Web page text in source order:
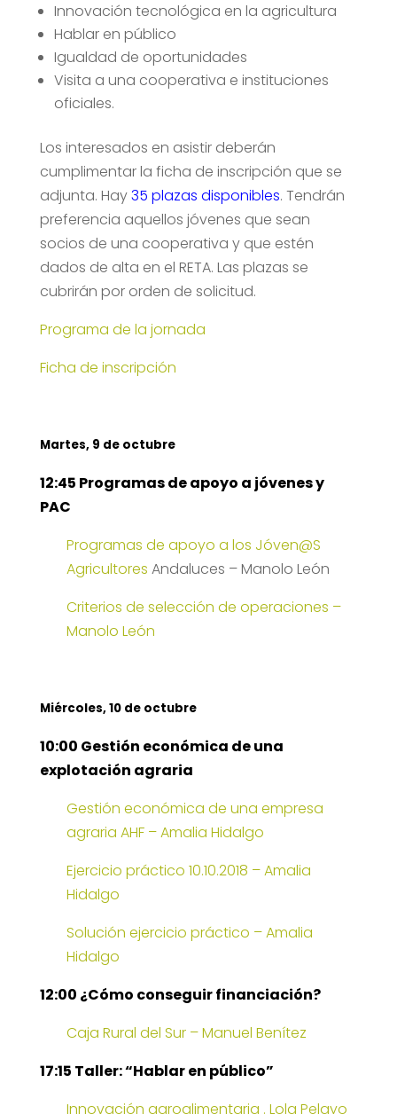
Innovación tecnológica en la agricultura
Hablar en público
Igualdad de oportunidades
Visita a una cooperativa e instituciones
oficiales.
Los interesados en asistir deberán
cumplimentar la ficha de inscripción que se
adjunta. Hay35 plazas disponibles. Tendrán
preferencia aquellos jóvenes que sean
socios de una cooperativa y que estén
dados de alta en el RETA. Las plazas se
cubrirán por orden de solicitud.
Programa de la jornada
Ficha de inscripción
Martes, 9 de octubre
12:45 Programas de apoyo a jóvenes y
PAC
Programas de apoyo a los Jóven@S
Agricultores Andaluces – Manolo León
Criterios de selección de operaciones –
Manolo León
Miércoles, 10 de octubre
10:00 Gestión económica de una
explotación agraria
Gestión económica de una empresa
agraria AHF – Amalia Hidalgo
Ejercicio práctico 10.10.2018 – Amalia
Hidalgo
Solución ejercicio práctico – Amalia
Hidalgo
12:00 ¿Cómo conseguir financiación?
Caja Rural del Sur – Manuel Benítez
17:15 Taller: “Hablar en público”
Innovación agroalimentaria . Lola Pelayo